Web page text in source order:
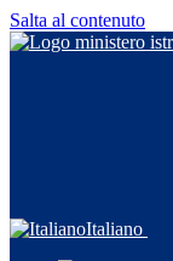
Salta al contenuto
Italiano